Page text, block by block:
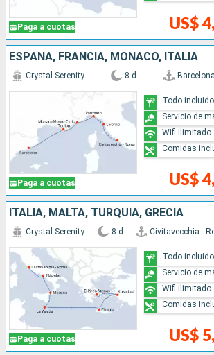
Paga a cuotas US$
ESPAÑA, FRANCIA, MONACO, ITALIA
Paga a cuotas
Crystal Serenity 8 d Barcelona
US$
Todo
Servicio de
Wifi ilimitado
Comidas
ITALIA, MALTA, TURQUÍA, GRECIA
Paga a cuotas
Crystal Serenity 8 d Civitavecchia -
US$
Todo
Servicio de
Wifi ilimitado
Comidas